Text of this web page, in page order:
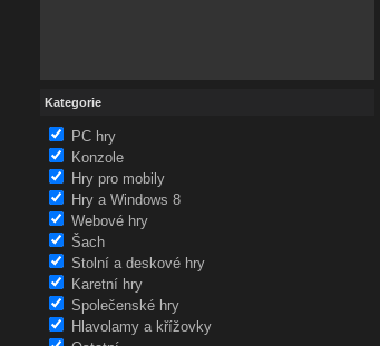
Kategorie
PC hry
Konzole
Hry pro mobily
Hry a Windows 8
Webové hry
Šach
Stolní a deskové hry
Karetní hry
Společenské hry
Hlavolamy a křížovky